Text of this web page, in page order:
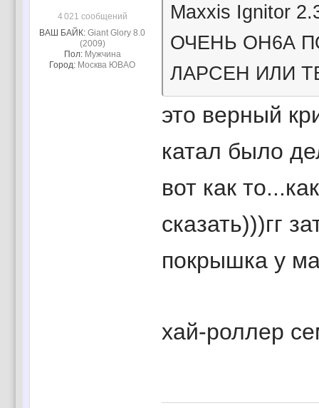
4 021 сообщений
ВАШ БАЙК: Giant Glory 8.0
(2009)
Пол: Мужчина
Город: Москва ЮВАО
Maxxis Ignitor
ОЧЕНЬ ОН6А
ЛАРСЕН ИЛИ
это верный
катал было
вот как
сказать)))гг
покрышка у
хай-роллер